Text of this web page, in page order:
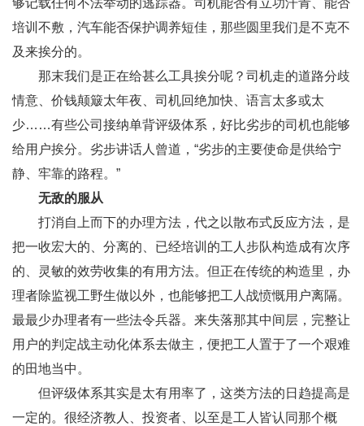
够记载任何不法举动的逃踪器。司机能否有立功汗青、能否
培训不敷，汽车能否保护调养短佳，那些圆里我们是不克不
及来挨分的。
那末我们是正在给甚么工具挨分呢？司机走的道路分歧
情意、价钱颠簸太年夜、司机回绝加快、语言太多或太
少……有些公司接纳单背评级体系，好比劣步的司机也能够
给用户挨分。劣步讲话人曾道，“劣步的主要使命是供给宁
静、牢靠的路程。”
无敌的服从
打消自上而下的办理方法，代之以散布式反应方法，是
把一收宏大的、分离的、已经培训的工人步队构造成有次序
的、灵敏的效劳收集的有用方法。但正在传统的构造里，办
理者除监视工野生做以外，也能够把工人战愤慨用户离隔。
最最少办理者有一些法令兵器。来失落那其中间层，完整让
用户的判定战主动化体系去做主，便把工人置于了一个艰难
的田地当中。
但评级体系其实是太有用率了，这类方法的日趋提高是
一定的。很经济教人、投资者、以至是工人皆认同那个概